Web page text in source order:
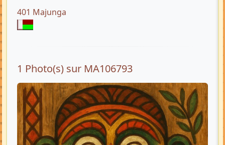
401 Majunga
1 Photo(s) sur MA106793